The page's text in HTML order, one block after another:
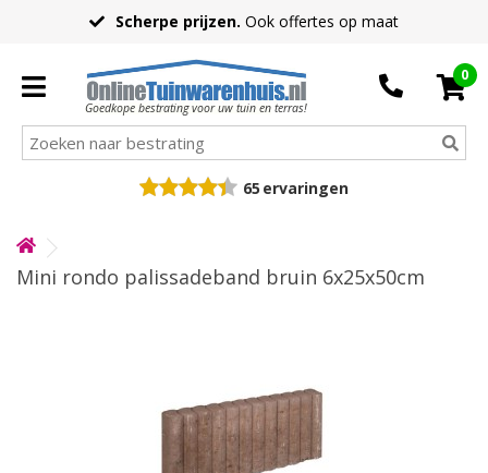
Scherpe prijzen. Ook offertes op maat
Goedkope bestrating voor uw tuin en terras!
0
65 ervaringen
Mini rondo palissadeband bruin 6x25x50cm